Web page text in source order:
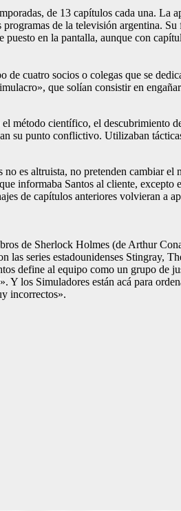
de 13 capítulos cada una. La
programas de la televisión argentina.
puesto en la pantalla, aunque con
de cuatro socios o colegas que se
que solían consistir en
método científico, el descubrimiento
su punto conflictivo. Utilizaban
es altruista, no pretenden cambiar
informaba Santos al cliente,
de capítulos anteriores volvieran a
de Sherlock Holmes (de Arthur
las series estadounidenses Stingray,
define al equipo como un grupo de
Y los Simuladores están acá para
incorrectos».